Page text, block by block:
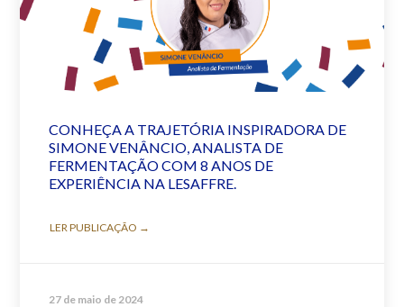
CONHEÇA A TRAJETÓRIA INSPIRADORA DE
SIMONE VENÂNCIO, ANALISTA DE
FERMENTAÇÃO COM 8 ANOS DE
EXPERIÊNCIA NA LESAFFRE.
LER PUBLICAÇÃO →
27 de maio de 2024